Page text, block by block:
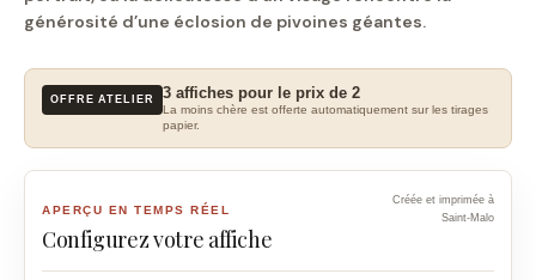
générosité d’une éclosion de pivoines géantes.
OFFRE ATELIER 3 affiches pour le prix de 2
La moins chère est offerte automatiquement sur les tirages
papier.
APERÇU EN TEMPS RÉEL
Configurez votre affiche
Créée et imprimée à
Saint-Malo